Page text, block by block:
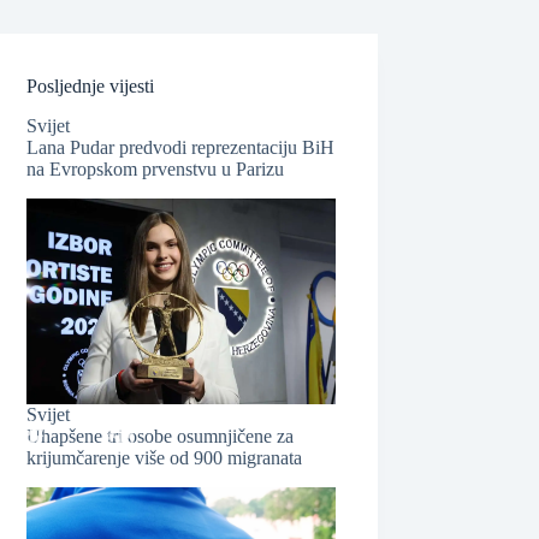
Posljednje vijesti
Svijet
Lana Pudar predvodi reprezentaciju BiH
na Evropskom prvenstvu u Parizu
Svijet
Uhapšene tri osobe osumnjičene za
krijumčarenje više od 900 migranata